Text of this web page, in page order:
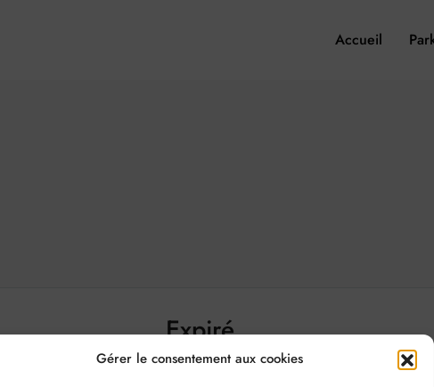
Gérer le consentement aux cookies
Accueil
Expiré
Ce bien est expiré et n'est plus disponible.